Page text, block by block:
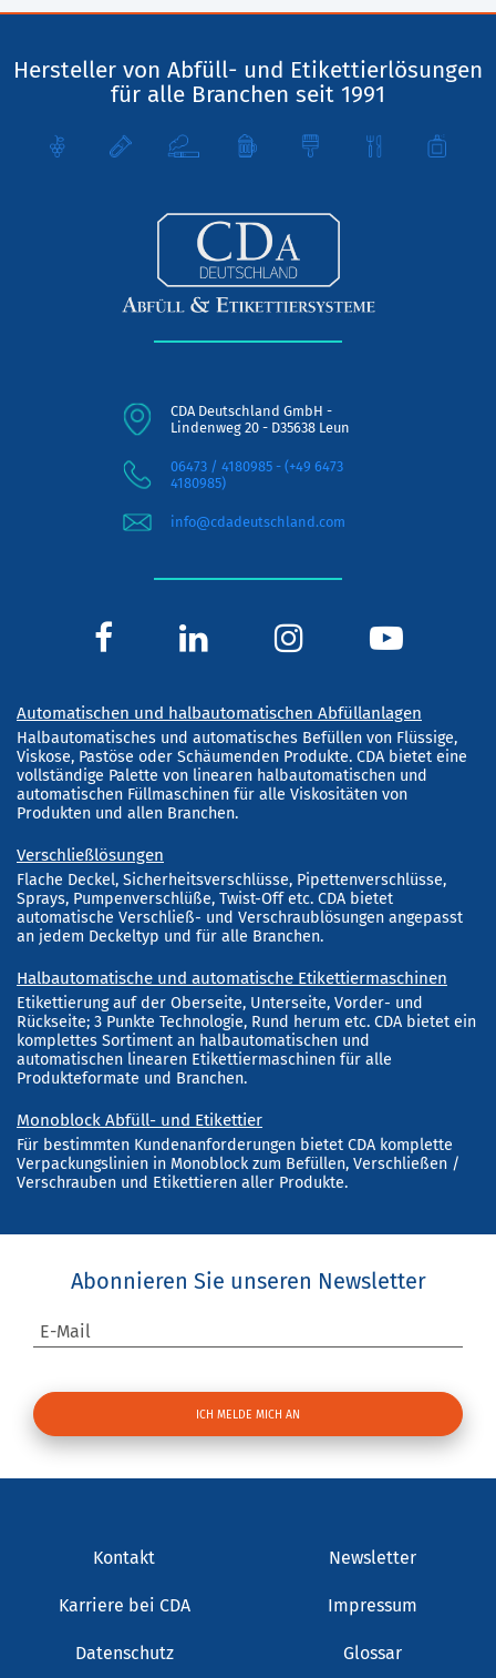
Hersteller von Abfüll- und Etikettierlösungen
für alle Branchen seit 1991
CDA Deutschland GmbH -
Lindenweg 20 - D35638 Leun
06473 / 4180985 - (+49 6473
4180985)
info@cdadeutschland.com
Automatischen und halbautomatischen Abfüllanlagen
Halbautomatisches und automatisches Befüllen von Flüssige,
Viskose, Pastöse oder Schäumenden Produkte. CDA bietet eine
vollständige Palette von linearen halbautomatischen und
automatischen Füllmaschinen für alle Viskositäten von
Produkten und allen Branchen.
Verschließlösungen
Flache Deckel, Sicherheitsverschlüsse, Pipettenverschlüsse,
Sprays, Pumpenverschlüße, Twist-Off etc. CDA bietet
automatische Verschließ- und Verschraublösungen angepasst
an jedem Deckeltyp und für alle Branchen.
Halbautomatische und automatische Etikettiermaschinen
Etikettierung auf der Oberseite, Unterseite, Vorder- und
Rückseite; 3 Punkte Technologie, Rund herum etc. CDA bietet ein
komplettes Sortiment an halbautomatischen und
automatischen linearen Etikettiermaschinen für alle
Produkteformate und Branchen.
Monoblock Abfüll- und Etikettier
Für bestimmten Kundenanforderungen bietet CDA komplette
Verpackungslinien in Monoblock zum Befüllen, Verschließen /
Verschrauben und Etikettieren aller Produkte.
Abonnieren Sie unseren Newsletter
E-Mail
Kontakt Newsletter
Karriere bei CDA Impressum
Datenschutz Glossar